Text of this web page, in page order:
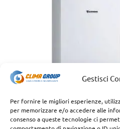
Gestisci
Per fornire le migliori esperienze,
per memorizzare e/o accedere alle
consenso a queste tecnologie ci